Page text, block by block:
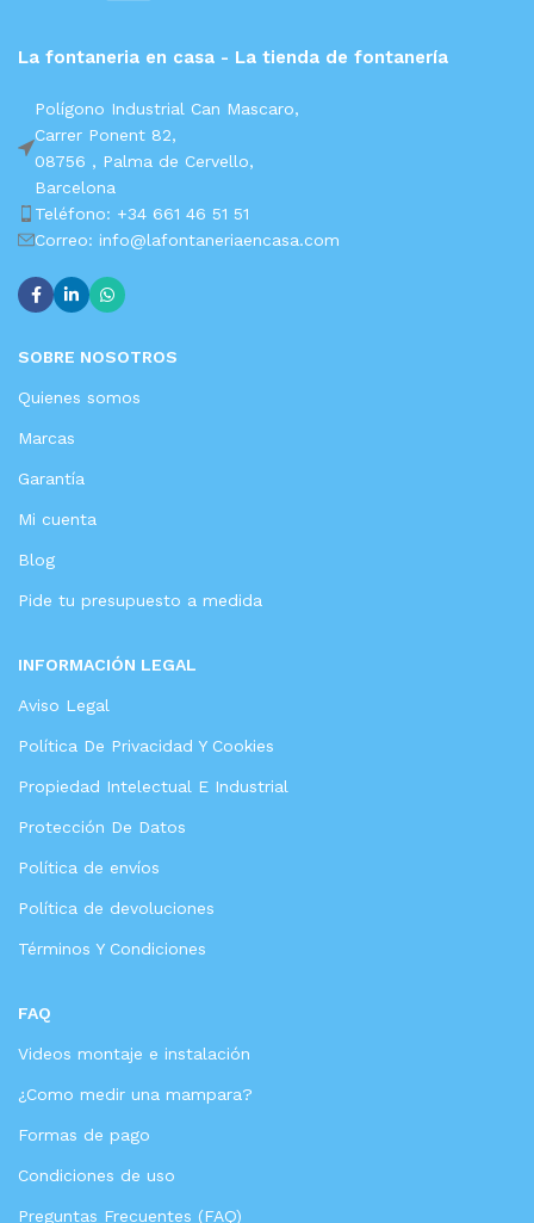
La fontaneria en casa - La tienda de fontanería
Polígono Industrial Can Mascaro,
Carrer Ponent 82,
08756 , Palma de Cervello,
Barcelona
Teléfono: +34 661 46 51 51
Correo: info@lafontaneriaencasa.com
SOBRE NOSOTROS
Quienes somos
Marcas
Garantía
Mi cuenta
Blog
Pide tu presupuesto a medida
INFORMACIÓN LEGAL
Aviso Legal
Política De Privacidad Y Cookies
Propiedad Intelectual E Industrial
Protección De Datos
Política de envíos
Política de devoluciones
Términos Y Condiciones
FAQ
Videos montaje e instalación
¿Como medir una mampara?
Formas de pago
Condiciones de uso
Preguntas Frecuentes (FAQ)